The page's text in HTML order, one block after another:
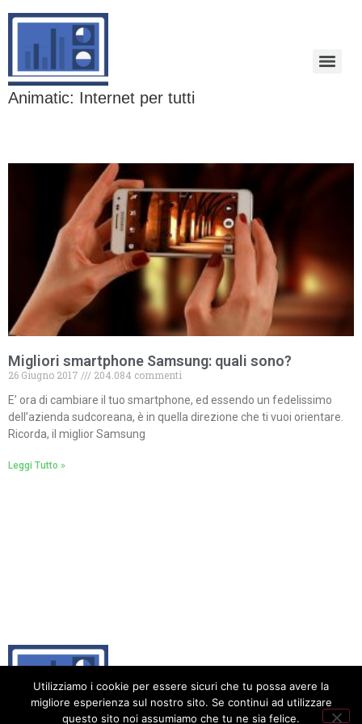
Animatic: Internet per tutti
Migliori smartphone Samsung: quali sono?
26 Giugno 2017
204.084 commenti
E’ ora di cambiare il tuo smartphone, ed essendo un fedelissimo
dell’azienda sudcoreana, è in quella direzione che ti vuoi orientare.
Ricorda, il miglior Samsung
Leggi Tutto »
Utilizziamo i cookie per essere sicuri che tu possa avere la
migliore esperienza sul nostro sito. Se continui ad utilizzare
questo sito noi assumiamo che tu ne sia felice.